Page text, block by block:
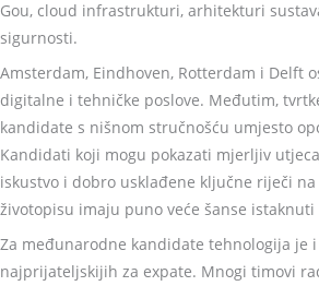
Gou, cloud infrastrukturi, arhitekturi
sigurnosti.
Amsterdam, Eindhoven, Rotterdam i Delft
digitalne i tehničke poslove. Međutim,
kandidate s nišnom stručnošću umjesto
Kandidati koji mogu pokazati mjerljiv
iskustvo i dobro usklađene ključne riječi
životopisu imaju puno veće šanse istaknuti
Za međunarodne kandidate tehnologija je
najprijateljskijih za expate. Mnogi timovi